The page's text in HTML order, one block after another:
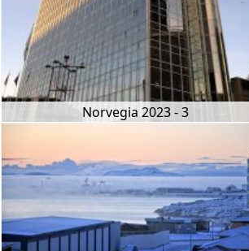
Norvegia 2023 - 3